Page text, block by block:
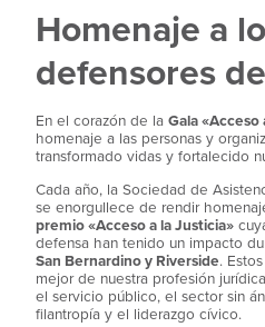
Homenaje a
defensores
En el corazón de la Gala «Acceso
homenaje a las personas y
transformado vidas y fortalecido
Cada año, la Sociedad de
se enorgullece de rendir
premio «Acceso a la Justicia»
defensa han tenido un impacto
San Bernardino y Riverside.
mejor de nuestra profesión
el servicio público, el sector sin
filantropía y el liderazgo cívico.